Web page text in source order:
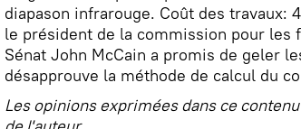
diapason infrarouge. Coût des travaux:
le président de la commission pour les
Sénat John McCain a promis de geler
désapprouve la méthode de calcul du
Les opinions exprimées dans ce